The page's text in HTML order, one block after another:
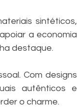
sintéticos,
a economia
destaque.
Com designs
autênticos e
o charme.